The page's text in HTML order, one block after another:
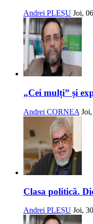
Andrei PLEȘU Joi,
„Cei mulți” și
Andrei CORNEA
Clasa politică.
Andrei PLEȘU Joi,